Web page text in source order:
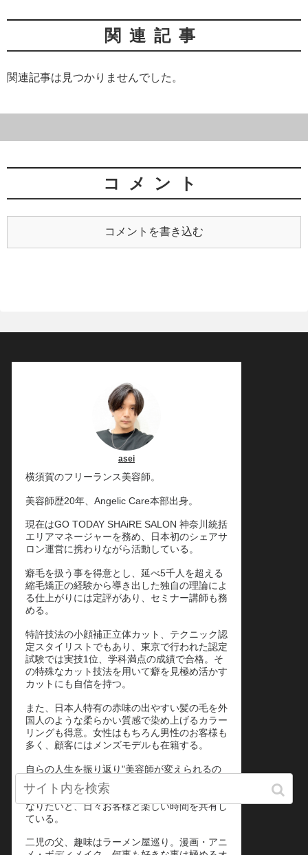
関連記事
関連記事は見つかりませんでした。
コメント
コメントを書き込む
asei
横須賀のフリーランス美容師。
美容師歴20年、Angelic Care本部出身。
現在はGO TODAY SHAiRE SALON 神奈川統括
エリアマネージャーを務め、日本初のシェアサ
ロン運営に携わりながら活動している。
癖毛を扱う事を得意とし、延べ5千人を超える
縮毛矯正の経験から導き出した独自の理論によ
る仕上がりには定評があり、セミナー講師も務
める。
特許技法の小顔補正立体カット、テクニック認
定スタイリストでもあり、東京で行われた認定
試験では実技1位、学科満点の成績で合格。そ
の特殊なカット技法を用いて癖を見極め活かす
カットにも自信を持つ。
また、日本人特有の赤味の出やすい髪の毛を外
国人のような柔らかい質感で染め上げるカラー
リングも得意。女性はもちろん男性のお客様も
多く、顧客にはメンズモデルも在籍する。
自らの人生を振り返り"美容師が変えられるの
は髪型だけじゃない"をモットーに、沢山の
方々の人生に良い影響をもたらすパートナーに
なりたいと、日々お客様と楽しい時間を共有し
ている。
二児の父、趣味はラーメン屋巡り。漫画・アニ